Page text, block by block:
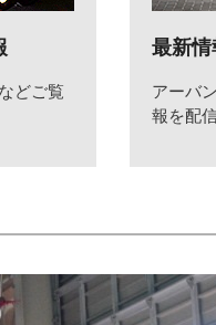
どご覧
最新情
アーバ
報を配